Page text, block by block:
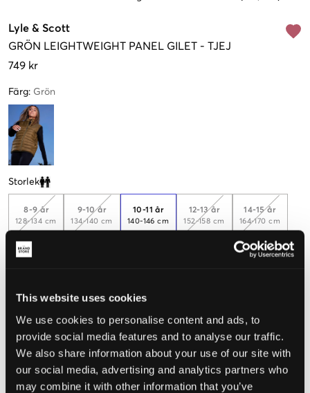
This website uses cookies
We use cookies to personalise content and ads, to
provide social media features and to analyse our traffic.
We also share information about your use of our site with
our social media, advertising and analytics partners who
may combine it with other information that you’ve
Lyle & Scott
GRÖN LEIGHTWEIGHT PANEL GILET - TJEJ
749 kr
Färg: Grön
Storlek
Clone modal
8-9 år
128-134 cm
9-10 år
134-140 cm
10-11 år
140-146 cm
12-13 år
152-158 cm
14-15 år
164-170 cm
15-16 år
Upplevd storlek
Liten Perfekt Stor
STORLEKSGUIDE